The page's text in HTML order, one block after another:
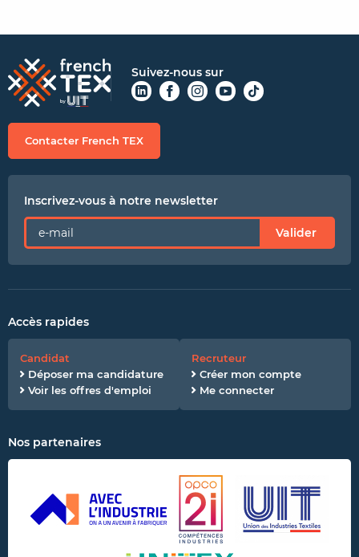
Suivez-nous sur
Contacter French TEX
Inscrivez-vous à notre newsletter
Valider
Accès rapides
Candidat
Déposer ma candidature
Voir les offres d'emploi
Recruteur
Créer mon compte
Me connecter
Nos partenaires